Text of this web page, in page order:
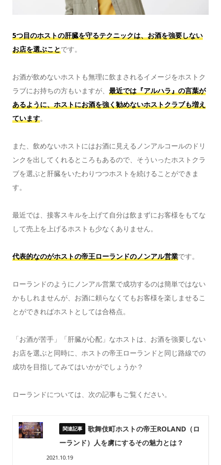
5つ目のホストの肝臓を守るテクニックは、お酒を強要しない
お店を選ぶことです。
お酒が飲めないホストも無理に飲まされるイメージをホストク
ラブにお持ちの方もいますが、 最近では『アルハラ』の言葉が
あるように、ホストにお酒を強く勧めないホストクラブも増え
ています。
また、飲めないホストにはお酒に見えるノンアルコールのドリ
ンクを出してくれるところもあるので、そういったホストクラ
ブを選ぶと肝臓をいたわりつつホストを続けることができま
す。
最近では、接客スキルを上げて自分は飲まずにお客様をもてな
して売上を上げるホストも少なくありません。
代表的なのがホストの帝王ローランドのノンアル営業です。
ローランドのようにノンアル営業で成功するのは簡単ではない
かもしれませんが、お酒に頼らなくてもお客様を楽しませるこ
とができればホストとしては合格点。
「お酒が苦手」「肝臓が心配」なホストは、お酒を強要しない
お店を選ぶと同時に、ホストの帝王ローランドと同じ路線での
成功を目指してみてはいかがでしょうか？
ローランドについては、次の記事もご覧ください。
歌舞伎町ホストの帝王ROLAND（ロ
ーランド）人を虜にするその魅力とは？
2021.10.19